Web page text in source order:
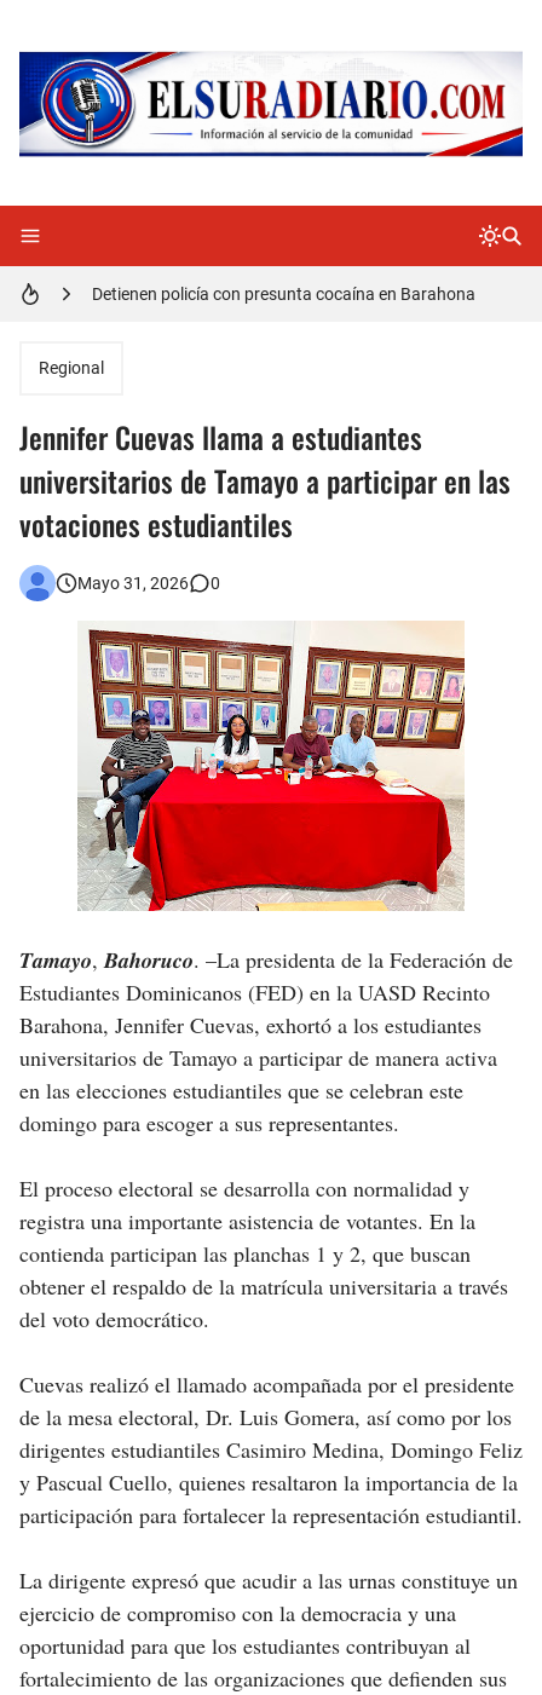
Doctora Magandys Cuevas maltrata pacientes en el Hospital de Cabral.
Detienen policía con presunta cocaína en Barahona
Regional
Jennifer Cuevas llama a estudiantes
universitarios de Tamayo a participar en las
votaciones estudiantiles
Mayo 31, 2026 0
𝑻𝒂𝒎𝒂𝒚𝒐, 𝑩𝒂𝒉𝒐𝒓𝒖𝒄𝒐. –La presidenta de la Federación de
Estudiantes Dominicanos (FED) en la UASD Recinto
Barahona, Jennifer Cuevas, exhortó a los estudiantes
universitarios de Tamayo a participar de manera activa
en las elecciones estudiantiles que se celebran este
domingo para escoger a sus representantes.
El proceso electoral se desarrolla con normalidad y
registra una importante asistencia de votantes. En la
contienda participan las planchas 1 y 2, que buscan
obtener el respaldo de la matrícula universitaria a través
del voto democrático.
Cuevas realizó el llamado acompañada por el presidente
de la mesa electoral, Dr. Luis Gomera, así como por los
dirigentes estudiantiles Casimiro Medina, Domingo Feliz
y Pascual Cuello, quienes resaltaron la importancia de la
participación para fortalecer la representación estudiantil.
La dirigente expresó que acudir a las urnas constituye un
ejercicio de compromiso con la democracia y una
oportunidad para que los estudiantes contribuyan al
fortalecimiento de las organizaciones que defienden sus